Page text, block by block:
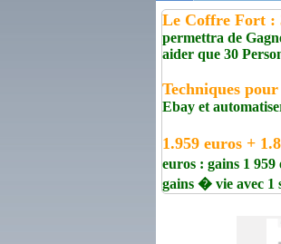
Le Coffre Fort :
permettra de
aider que 30
Techniques
Ebay et
1.959 euros +
euros : gains 1
gains � vie avec 1